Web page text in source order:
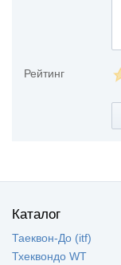
Рейтинг
Каталог
Таеквон-До (itf)
Тхеквондо WT